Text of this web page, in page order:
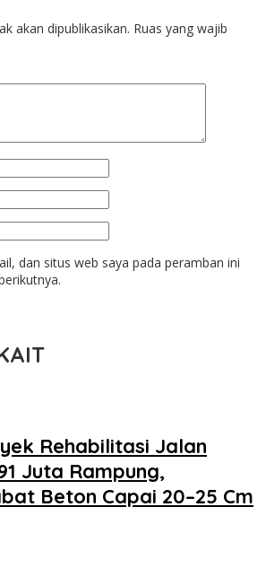
akan dipublikasikan. Ruas yang wajib
dan situs web saya pada peramban ini
Rehabilitasi Jalan
Juta Rampung,
Beton Capai 20–25 Cm